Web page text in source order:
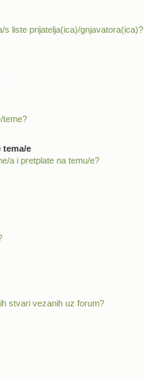
s liste prijatelja(ica)/gnjavatora(ica)?
teme?
tema/e
a i pretplate na temu/e?
stvari vezanih uz forum?